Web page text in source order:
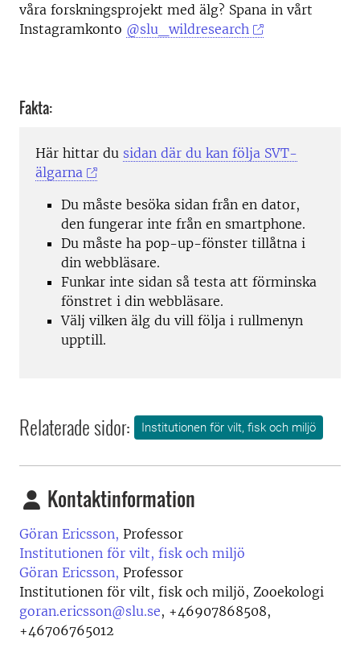
våra forskningsprojekt med älg? Spana in vårt
Instagramkonto @slu_wildresearch
Fakta:
Här hittar du sidan där du kan följa SVT-
älgarna
Du måste besöka sidan från en dator,
den fungerar inte från en smartphone.
Du måste ha pop-up-fönster tillåtna i
din webbläsare.
Funkar inte sidan så testa att förminska
fönstret i din webbläsare.
Välj vilken älg du vill följa i rullmenyn
upptill.
Relaterade sidor: Institutionen för vilt, fisk och miljö
Kontaktinformation
Göran Ericsson, Professor
Institutionen för vilt, fisk och miljö
Göran Ericsson, Professor
Institutionen för vilt, fisk och miljö, Zooekologi
goran.ericsson@slu.se, +46907868508,
+46706765012